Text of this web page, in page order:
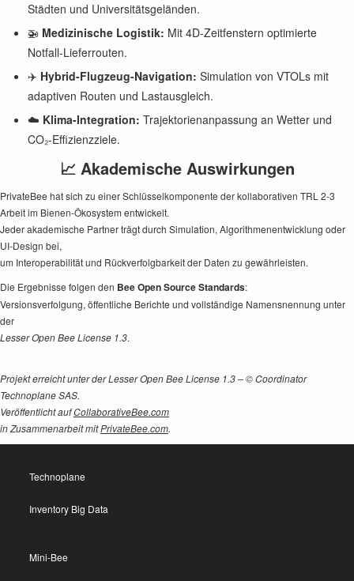
Städten und Universitätsgeländen.
🚁 Medizinische Logistik: Mit 4D-Zeitfenstern optimierte
Notfall-Lieferrouten.
✈️ Hybrid-Flugzeug-Navigation: Simulation von VTOLs mit
adaptiven Routen und Lastausgleich.
☁️ Klima-Integration: Trajektorienanpassung an Wetter und
CO₂-Effizienzziele.
📈 Akademische Auswirkungen
PrivateBee hat sich zu einer Schlüsselkomponente der kollaborativen TRL 2-3
Arbeit im Bienen-Ökosystem entwickelt.
Jeder akademische Partner trägt durch Simulation, Algorithmenentwicklung oder
UI-Design bei,
um Interoperabilität und Rückverfolgbarkeit der Daten zu gewährleisten.
Die Ergebnisse folgen den Bee Open Source Standards:
Versionsverfolgung, öffentliche Berichte und vollständige Namensnennung unter
der
Lesser Open Bee License 1.3.
Projekt erreicht unter der Lesser Open Bee License 1.3 – © Coordinator
Technoplane SAS.
Veröffentlicht aufCollaborativeBee.com
in Zusammenarbeit mitPrivateBee.com.
Technoplane
Inventory Big Data
Mini-Bee